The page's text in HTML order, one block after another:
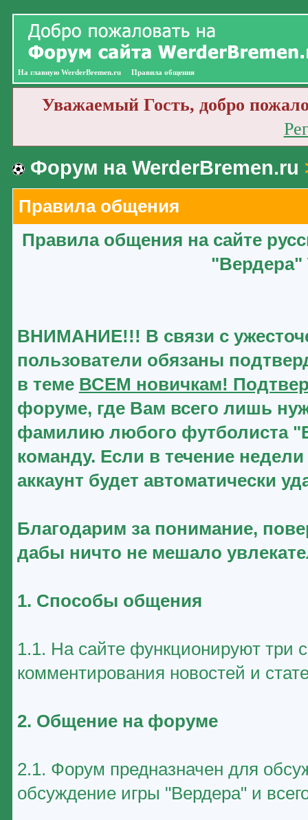
На главную WerderBremen.ru Правила общения
Уважаемый Гость, добро
Форум на WerderBremen.ru
Правила общения
Правила общения на сайте
"Вердера"
ВНИМАНИЕ!!! В связи с
пользователи обязаны
в теме ВСЕМ новичкам!
форуме, где Вам всего лишь
фамилию любого футболиста
команду. Если в течение
аккаунт будет автоматически
Благодарим за понимание,
дабы ничто не мешало
1. Способы общения
1.1. На сайте функционируют три
комментирования новостей и
2. Общение на форуме
2.1. Форум предназначен для
обсуждение игры "Вердера" и